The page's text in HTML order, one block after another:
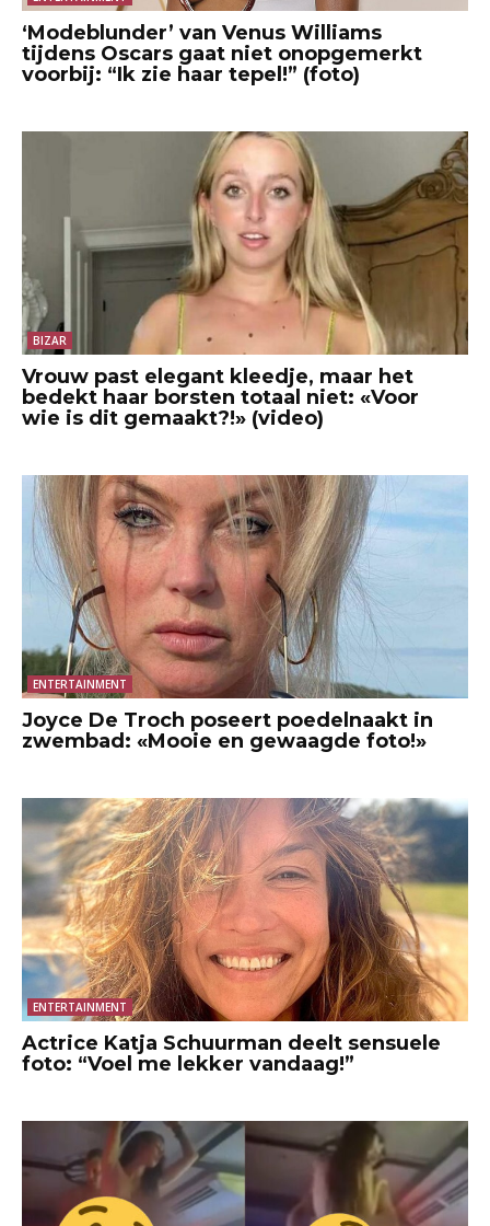
‘Modeblunder’ van Venus Williams
tijdens Oscars gaat niet onopgemerkt
voorbij: “Ik zie haar tepel!” (foto)
BIZAR
Vrouw past elegant kleedje, maar het
bedekt haar borsten totaal niet: «Voor
wie is dit gemaakt?!» (video)
ENTERTAINMENT
Joyce De Troch poseert poedelnaakt in
zwembad: «Mooie en gewaagde foto!»
ENTERTAINMENT
Actrice Katja Schuurman deelt sensuele
foto: “Voel me lekker vandaag!”